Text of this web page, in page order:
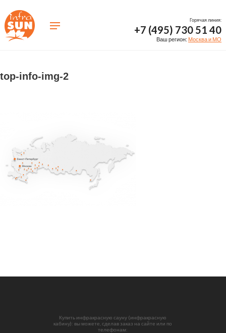
Горячая линия:
+7 (495) 730 51 40
Ваш регион: Москва и МО
top-info-img-2
Купить инфракрасную сауну (инфракрасную
кабину): вы можете, сделав заказ на сайте или по
телефонам: